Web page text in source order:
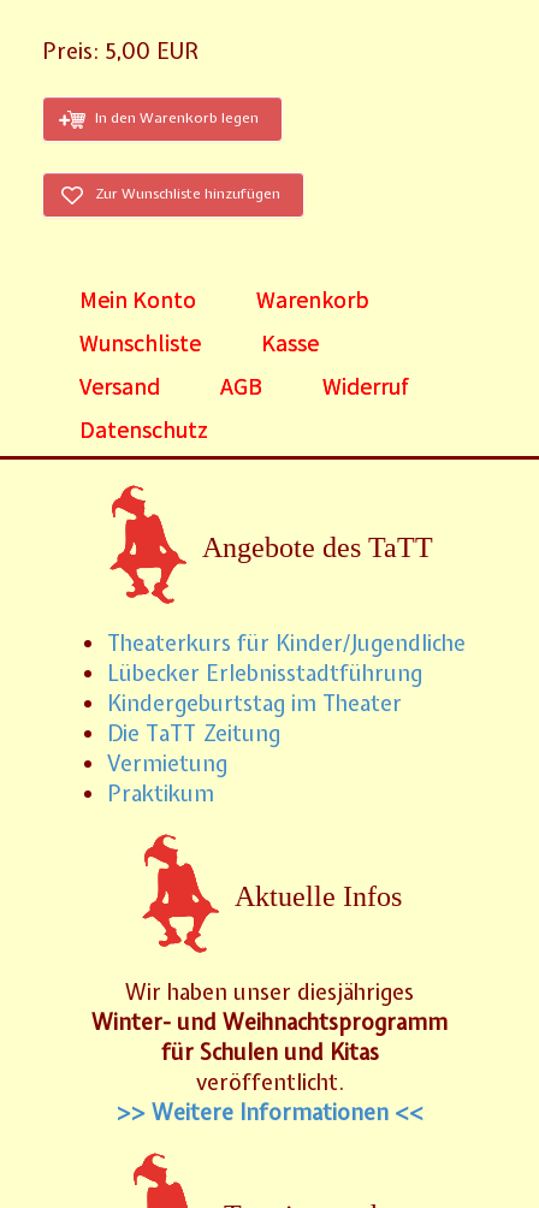
Preis: 5,00 EUR
In den Warenkorb legen
Zur Wunschliste hinzufügen
Mein Konto
Warenkorb
Wunschliste
Kasse
Versand
AGB
Widerruf
Datenschutz
Angebote des TaTT
Theaterkurs für Kinder/Jugendliche
Lübecker Erlebnisstadtführung
Kindergeburtstag im Theater
Die TaTT Zeitung
Vermietung
Praktikum
Aktuelle Infos
Wir haben unser diesjähriges
Winter- und Weihnachtsprogramm
für Schulen und Kitas
veröffentlicht.
>> Weitere Informationen <<